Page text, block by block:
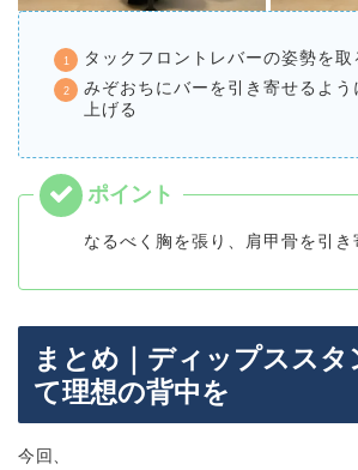
タックフロントレバーの姿勢を取
みぞおちにバーを引き寄せるよう
上げる
なるべく胸を張り、肩甲骨を引き
まとめ｜ディップススタ
て理想の背中を
今回、